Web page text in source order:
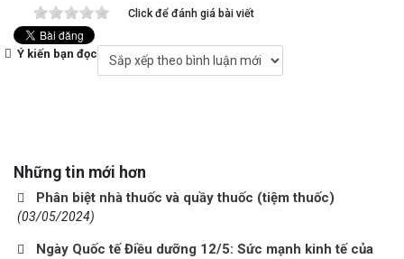
Click để đánh giá bài viết
Ý kiến bạn đọc
Những tin mới hơn
Phân biệt nhà thuốc và quầy thuốc (tiệm thuốc)
(03/05/2024)
Ngày Quốc tế Điều dưỡng 12/5: Sức mạnh kinh tế của